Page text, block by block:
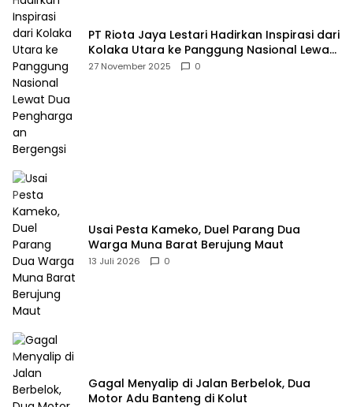
PT Riota Jaya Lestari Hadirkan Inspirasi dari
Kolaka Utara ke Panggung Nasional Lewat
Dua Penghargaan Bergengsi
27 November 2025 0
Usai Pesta Kameko, Duel Parang Dua
Warga Muna Barat Berujung Maut
13 Juli 2026 0
Gagal Menyalip di Jalan Berbelok, Dua
Motor Adu Banteng di Kolut